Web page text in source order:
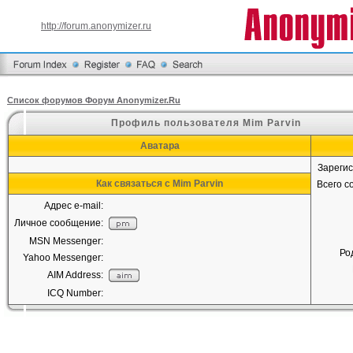
http://forum.anonymizer.ru
Список форумов Форум Anonymizer.Ru
Профиль пользователя Mim Parvin
Аватара
Всего
Как связаться с Mim Parvin
Адрес e-mail:
Личное сообщение:
MSN Messenger:
Yahoo Messenger:
AIM Address:
ICQ Number: